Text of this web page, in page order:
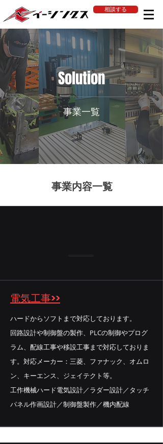
相談する
Solution
事業一覧
​事業内容一覧
電気工事>>
ハードからソフトまで対応しております。
回路設計や制御盤の製作、PLCの制御やプログ
ラム、配線工事や移設工事まで対応しておりま
す。対応メーカー：三菱、ファナック、オムロ
ン、キーエンス、ジェイテクト等。
工作機械ハード電気設計／ラダー設計／タッチ
パネル作画設計／制御盤製作／機内配線